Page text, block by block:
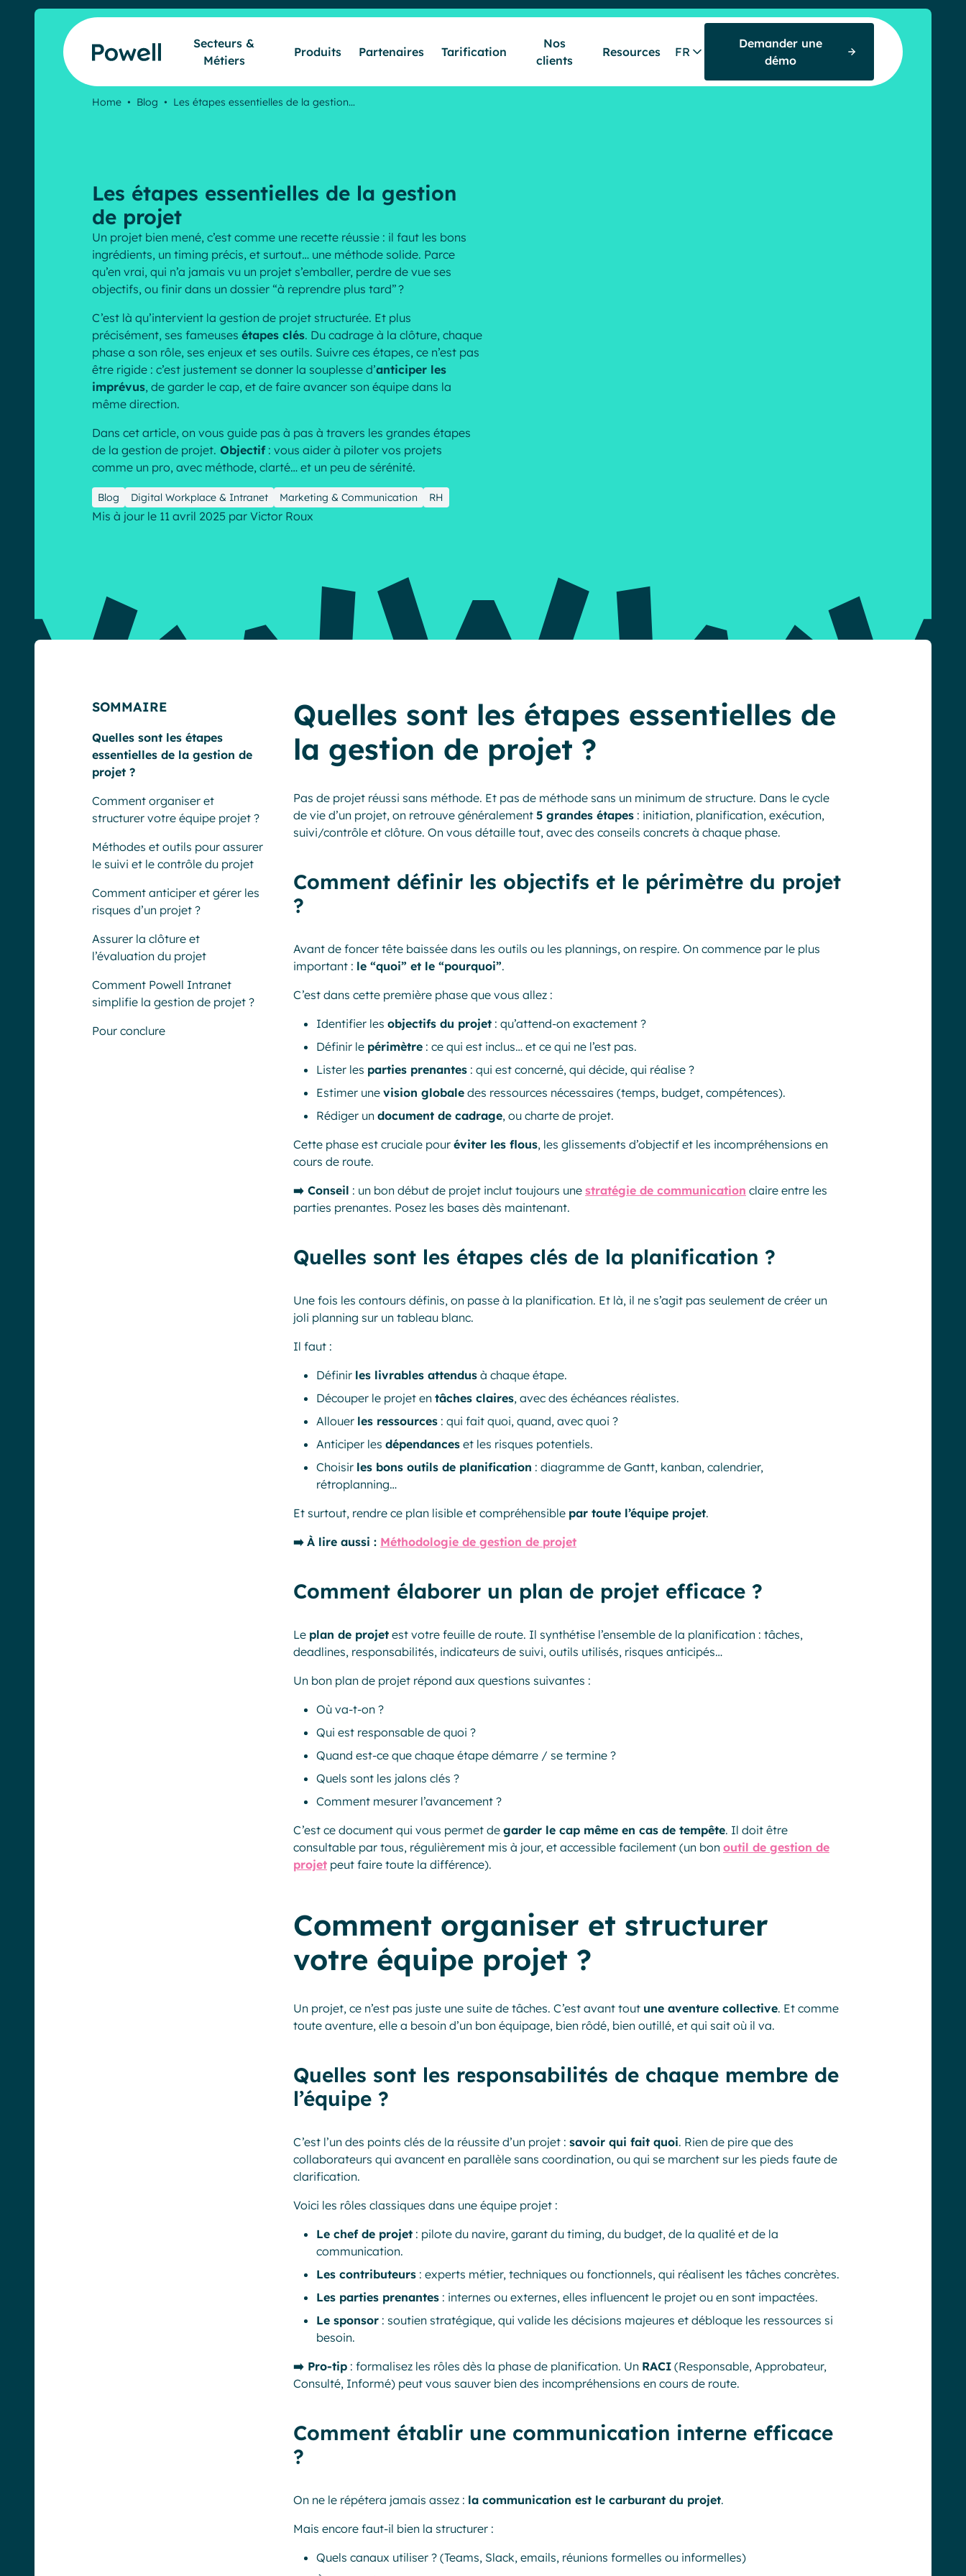
Skip to content
Secteurs &
Métiers
Produits Partenaires Tarification
Nos
clients
Resources
Tarification
Resources
EnglishFrançais Deutsch
FR
Demander une
démo
Home • Blog • Les étapes essentielles de la gestion…
Les étapes essentielles de la gestion
de projet
Un projet bien mené, c’est comme une recette réussie : il faut les bons
ingrédients, un timing précis, et surtout… une méthode solide. Parce
qu’en vrai, qui n’a jamais vu un projet s’emballer, perdre de vue ses
objectifs, ou finir dans un dossier “à reprendre plus tard” ?
C’est là qu’intervient la gestion de projet structurée. Et plus
précisément, ses fameuses étapes clés. Du cadrage à la clôture, chaque
phase a son rôle, ses enjeux et ses outils. Suivre ces étapes, ce n’est pas
être rigide : c’est justement se donner la souplesse d’anticiper les
imprévus, de garder le cap, et de faire avancer son équipe dans la
même direction.
Dans cet article, on vous guide pas à pas à travers les grandes étapes
de la gestion de projet. Objectif: vous aider à piloter vos projets
comme un pro, avec méthode, clarté… et un peu de sérénité.
Blog Digital Workplace & Intranet Marketing & Communication RH
Mis à jour le 11 avril 2025 par Victor Roux
SOMMAIRE
Quelles sont les étapes
essentielles de la gestion de
projet ?
Comment organiser et
structurer votre équipe projet ?
Méthodes et outils pour assurer
le suivi et le contrôle du projet
Comment anticiper et gérer les
risques d’un projet ?
Assurer la clôture et
l’évaluation du projet
Comment Powell Intranet
simplifie la gestion de projet ?
Pour conclure
Quelles sont les étapes essentielles de
la gestion de projet ?
Pas de projet réussi sans méthode. Et pas de méthode sans un minimum de structure. Dans le cycle
de vie d’un projet, on retrouve généralement 5 grandes étapes : initiation, planification, exécution,
suivi/contrôle et clôture. On vous détaille tout, avec des conseils concrets à chaque phase.
Comment définir les objectifs et le périmètre du projet
?
Avant de foncer tête baissée dans les outils ou les plannings, on respire. On commence par le plus
important : le “quoi” et le “pourquoi”.
C’est dans cette première phase que vous allez :
Identifier les objectifs du projet : qu’attend-on exactement ?
Définir le périmètre : ce qui est inclus… et ce qui ne l’est pas.
Lister les parties prenantes : qui est concerné, qui décide, qui réalise ?
Estimer une vision globale des ressources nécessaires (temps, budget, compétences).
Rédiger un document de cadrage, ou charte de projet.
Cette phase est cruciale pour éviter les flous, les glissements d’objectif et les incompréhensions en
cours de route.
➡️ Conseil : un bon début de projet inclut toujours une stratégie de communication claire entre les
parties prenantes. Posez les bases dès maintenant.
Quelles sont les étapes clés de la planification ?
Une fois les contours définis, on passe à la planification. Et là, il ne s’agit pas seulement de créer un
joli planning sur un tableau blanc.
Il faut :
Définir les livrables attendus à chaque étape.
Découper le projet en tâches claires, avec des échéances réalistes.
Allouer les ressources : qui fait quoi, quand, avec quoi ?
Anticiper les dépendances et les risques potentiels.
Choisir les bons outils de planification : diagramme de Gantt, kanban, calendrier,
rétroplanning…
Et surtout, rendre ce plan lisible et compréhensible par toute l’équipe projet.
➡️ À lire aussi : Méthodologie de gestion de projet
Comment élaborer un plan de projet efficace ?
Le plan de projet est votre feuille de route. Il synthétise l’ensemble de la planification : tâches,
deadlines, responsabilités, indicateurs de suivi, outils utilisés, risques anticipés…
Un bon plan de projet répond aux questions suivantes :
Où va-t-on ?
Qui est responsable de quoi ?
Quand est-ce que chaque étape démarre / se termine ?
Quels sont les jalons clés ?
Comment mesurer l’avancement ?
C’est ce document qui vous permet de garder le cap même en cas de tempête. Il doit être
consultable par tous, régulièrement mis à jour, et accessible facilement (un bon outil de gestion de
projet peut faire toute la différence).
Comment organiser et structurer
votre équipe projet ?
Un projet, ce n’est pas juste une suite de tâches. C’est avant tout une aventure collective. Et comme
toute aventure, elle a besoin d’un bon équipage, bien rôdé, bien outillé, et qui sait où il va.
Quelles sont les responsabilités de chaque membre de
l’équipe ?
C’est l’un des points clés de la réussite d’un projet : savoir qui fait quoi. Rien de pire que des
collaborateurs qui avancent en parallèle sans coordination, ou qui se marchent sur les pieds faute de
clarification.
Voici les rôles classiques dans une équipe projet :
Le chef de projet : pilote du navire, garant du timing, du budget, de la qualité et de la
communication.
Les contributeurs : experts métier, techniques ou fonctionnels, qui réalisent les tâches concrètes.
Les parties prenantes : internes ou externes, elles influencent le projet ou en sont impactées.
Le sponsor : soutien stratégique, qui valide les décisions majeures et débloque les ressources si
besoin.
➡️ Pro-tip : formalisez les rôles dès la phase de planification. Un RACI (Responsable, Approbateur,
Consulté, Informé) peut vous sauver bien des incompréhensions en cours de route.
️Comment établir une communication interne efficace
?
On ne le répétera jamais assez : la communication est le carburant du projet.
Mais encore faut-il bien la structurer :
Quels canaux utiliser ? (Teams, Slack, emails, réunions formelles ou informelles)